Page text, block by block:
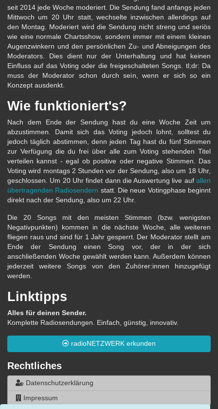
seit 2014 jede Woche moderiert. Die Sendung fand anfangs jeden
Mittwoch um 20 Uhr statt, wechselte inzwischen allerdings auf
den Montag. Moderiert wird die Sendung nicht streng und seriös
wie eine normale Chartsshow, sondern immer mit einem kleinen
Augenzwinkern und den persönlichen Zu- und Abneigungen des
Moderators. Dies dient nur der Unterhaltung und hat keinen
Einfluss auf das Voting oder die freigeschalteten Songs. tl;dr: Da
muss der Moderator schon durch sein, wenn er sich so ein
Konzept ausdenkt.
Wie funktioniert's?
Nach dem Ende der Sendung hast du eine Woche Zeit um
abzustimmen. Damit sich das Voting jedoch lohnt, solltest du
jedoch täglich abstimmen, denn jeden Tag hast du fünf Stimmen
zur Verfügung die du frei über alle zum Voting stehenden Titel
verteilen kannst - egal ob positive oder negative Stimmen. Das
Voting wird montags 2 Stunden vor der Sendung, also um 18 Uhr,
geschlossen. Um 20 Uhr findet dann die Auswertung live auf allen
übertragenden Radiosendern statt. Die neue Votingphase beginnt
direkt nach der Sendung, also um 22 Uhr.
Die 20 Songs mit den meisten Stimmen (bzw. wenigsten
Negativpunkten) kommen in die nächste Woche, alle weiteren
fliegen raus und sind für 1 Jahr gesperrt. Der Moderator stellt am
Ende der Sendung einen Song vor, der in der sich
anschließenden Woche gewählt werden kann. Außerdem können
jederzeit weitere Songs von den Zuhörer:innen hinzugefügt
werden.
Linktipps
Alles für deinen Sender.
Komplette Radiosendungen. Einfach, günstig, innovativ.
radioNETZWERK erkunden
Rechtliches
Datenschutzerklärung
Impressum